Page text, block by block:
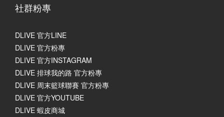
社群粉專
DLIVE 官方LINE
DLIVE 官方粉專
DLIVE 官方INSTAGRAM
DLIVE 排球我的路 官方粉專
DLIVE 周末籃球聯賽 官方粉專
DLIVE 官方YOUTUBE
DLIVE 蝦皮商城